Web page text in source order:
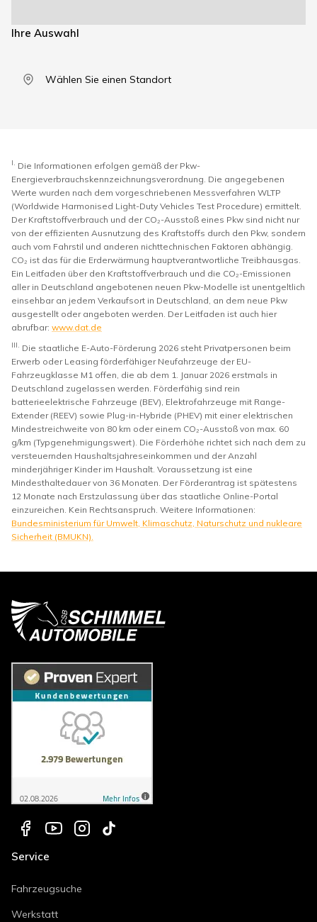
Ihre Auswahl
Wählen Sie einen Standort
I. Die Informationen erfolgen gemäß der Pkw-
Energieverbrauchskennzeichnungsverordnung. Die angegebenen
Werte wurden nach dem vorgeschriebenen Messverfahren WLTP
(Worldwide Harmonised Light-Duty Vehicles Test Procedure) ermittelt.
Der Kraftstoffverbrauch und der CO₂-Ausstoß eines Pkw sind nicht nur
von der effizienten Ausnutzung des Kraftstoffs durch den Pkw, sondern
auch vom Fahrstil und anderen nichttechnischen Faktoren abhängig.
CO₂ ist das für die Erderwärmung hauptverantwortliche Treibhausgas.
Ein Leitfaden über den Kraftstoffverbrauch und die CO₂-Emissionen
aller in Deutschland angebotenen neuen Pkw-Modelle ist unentgeltlich
einsehbar an jedem Verkaufsort in Deutschland, an dem neue Pkw
ausgestellt oder angeboten werden. Der Leitfaden ist auch hier
abrufbar: www.dat.de
III. Die staatliche E-Auto-Förderung 2026 steht Privatpersonen beim
Erwerb oder Leasing förderfähiger Neufahrzeuge der EU-
Fahrzeugklasse M1 offen, die ab dem 1. Januar 2026 erstmals in
Deutschland zugelassen werden. Förderfähig sind rein
batterieelektrische Fahrzeuge (BEV), Elektrofahrzeuge mit Range-
Extender (REEV) sowie Plug-in-Hybride (PHEV) mit einer elektrischen
Mindestreichweite von 80 km oder einem CO₂-Ausstoß von max. 60
g/km (Typgenehmigungswert). Die Förderhöhe richtet sich nach dem zu
versteuernden Haushaltsjahreseinkommen und der Anzahl
minderjähriger Kinder im Haushalt. Voraussetzung ist eine
Mindesthaltedauer von 36 Monaten. Der Förderantrag ist spätestens
12 Monate nach Erstzulassung über das staatliche Online-Portal
einzureichen. Kein Rechtsanspruch. Weitere Informationen:
Bundesministerium für Umwelt, Klimaschutz, Naturschutz und nukleare
Sicherheit (BMUKN).
Service
Fahrzeugsuche
Werkstatt